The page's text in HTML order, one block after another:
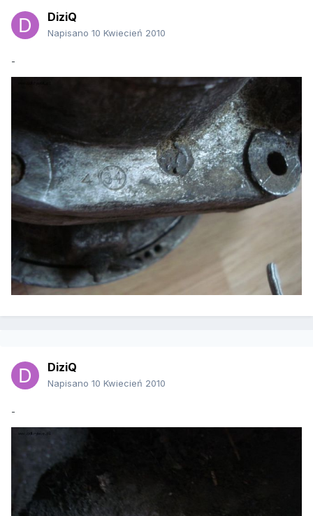
DiziQ
Napisano 10 Kwiecień 2010
-
DiziQ
Napisano 10 Kwiecień 2010
-